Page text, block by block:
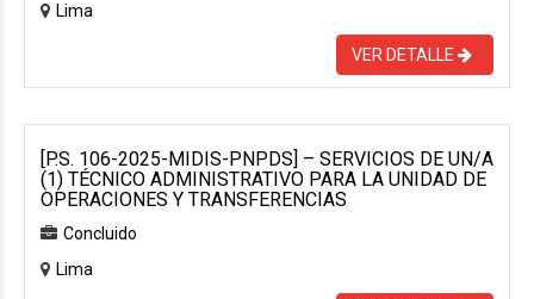
Lima
VER DETALLE
[P.S. 106-2025-MIDIS-PNPDS] – SERVICIOS DE UN/A
(1) TÉCNICO ADMINISTRATIVO PARA LA UNIDAD DE
OPERACIONES Y TRANSFERENCIAS
Concluido
Lima